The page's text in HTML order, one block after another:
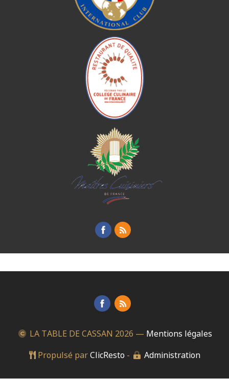
LA TABLE DE CASSAN 2026 — Mentions légales
Propulsé par ClicResto - Administration